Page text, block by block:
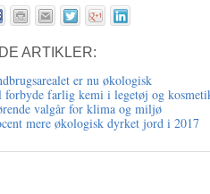
ARTIKLER:
er nu økologisk
forbyde farlig kemi i legetøj og
valgår for klima og miljø
mere økologisk dyrket jord i 2017